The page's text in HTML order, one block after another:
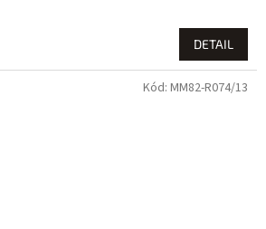
DETAIL
Kód: MM82-R074/13